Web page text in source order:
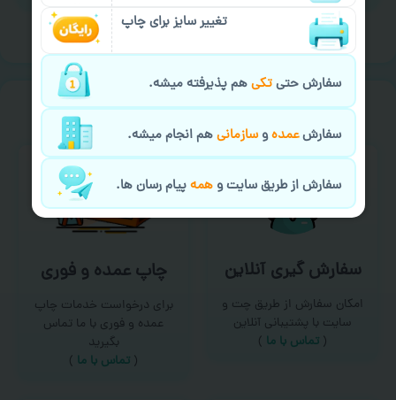
خیالت راحت ازسفارش گیری
سفارش گیری آنلاین
امکان سفارش از طریق چت و
سایت با پشتیبانی آنلاین
( تماس با ما‌ )
چاپ عمده و فوری
برای درخواست خدمات چاپ
عمده و فوری با ما تماس
بگیرید
( تماس با ما )
تغییر سایز برای چاپ
سفارش حتیتکیهم پذیرفته میشه.
سفارشعمدهوسازمانیهم انجام میشه.
سفارش از طریق سایت وهمهپیام رسان ها.